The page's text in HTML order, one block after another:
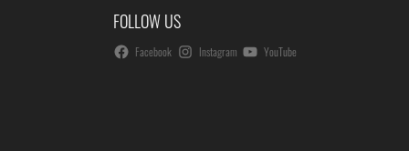
FOLLOW US
Facebook Instagram YouTube